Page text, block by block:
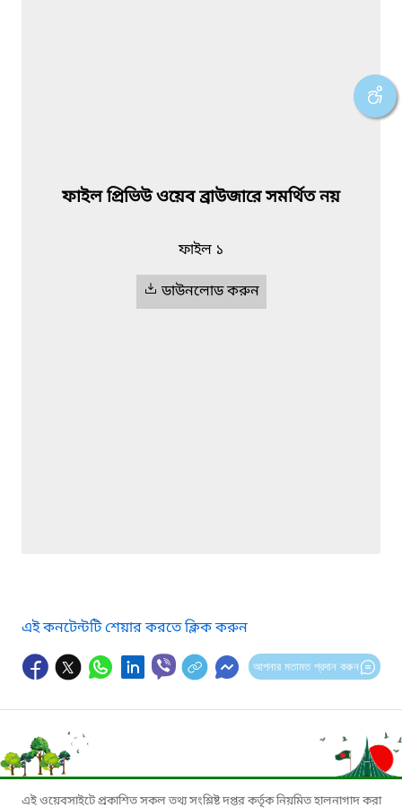
ফাইল প্রিভিউ ওয়েব ব্রাউজারে সমর্থিত নয়
ফাইল ১
ডাউনলোড করুন
এই কনটেন্টটি শেয়ার করতে ক্লিক করুন
আপনার মতামত প্রদান করুন
এই ওয়েবসাইটে প্রকাশিত সকল তথ্য সংশ্লিষ্ট দপ্তর কর্তৃক নিয়মিত হালনাগাদ করা